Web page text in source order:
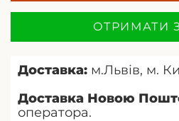
ОТРИМАТИ
Доставка: м.Львів, м.
Доставка Новою
оператора.